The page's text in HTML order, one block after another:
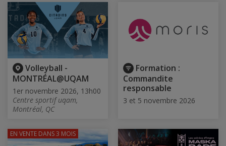
Volleyball -
MONTRÉAL@UQAM
1er novembre 2026, 13h00
Centre sportif uqam,
Montréal, QC
Formation :
Commandite
responsable
3 et 5 novembre 2026
EN VENTE DANS 3 MOIS